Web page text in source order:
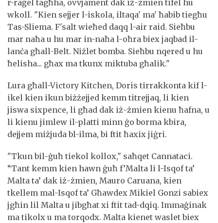
r-raġel tagħha, ovvjament dak iż-żmien tifel hu
wkoll. "Kien sejjer l-iskola, iltaqa' ma' ħabib tiegħu
Tas-Sliema. F'salt wieħed daqq l-air raid. Sieħbu
mar naħa u hu mar in-naħa l-oħra biex jaqbad il-
lanċa għall-Belt. Niżlet bomba. Sieħbu nqered u hu
ħelisha... għax ma tkunx miktuba għalik."
Lura għall-Victory Kitchen, Doris tirrakkonta kif l-
ikel kien ikun biżżejjed kemm titrejjaq, li kien
jiswa sixpence, li għad dak iż-żmien kienu ħafna, u
li kienu jimlew il-platti minn ġo borma kbira,
dejjem miżjuda bl-ilma, bi ftit ħaxix jiġri.
"Tkun bil-ġuħ tiekol kollox," saħqet Cannataci.
“Tant kemm kien hawn ġuħ f’Malta li l-Isqof ta’
Malta ta’ dak iż-żmien, Mauro Caruana, kien
tkellem mal-Isqof ta’ Għawdex Mikiel Gonzi sabiex
jgħin lil Malta u jibgħat xi ftit tad-dqiq. Immaġinak
ma tikolx u ma torqodx. Malta kienet waslet biex